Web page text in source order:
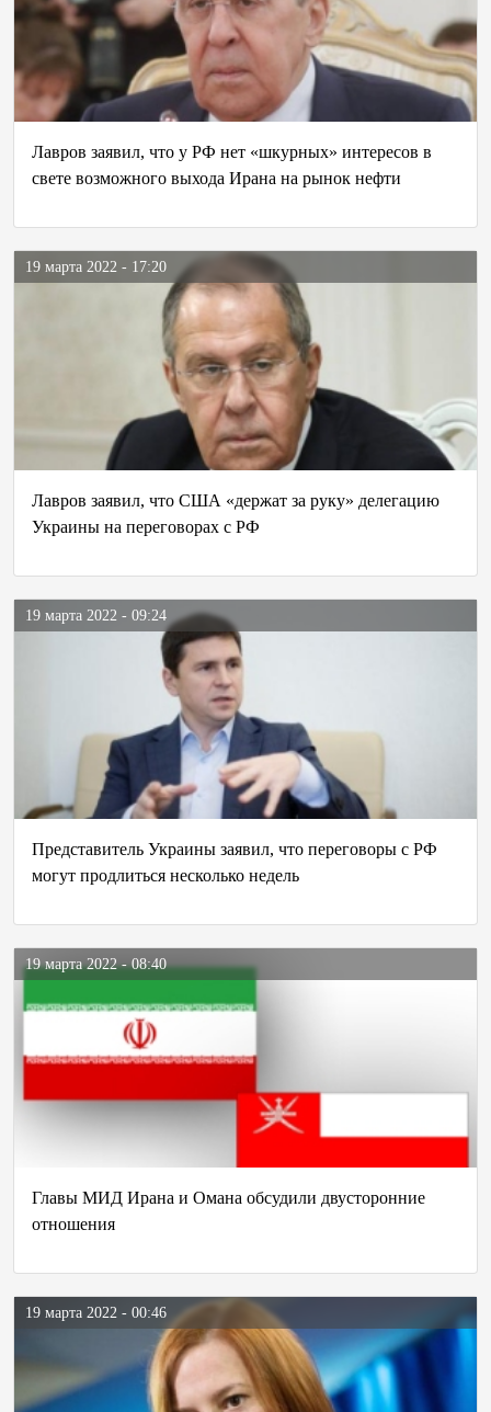
Лавров заявил, что у РФ нет «шкурных» интересов в
свете возможного выхода Ирана на рынок нефти
19 марта 2022 - 17:20
Лавров заявил, что США «держат за руку» делегацию
Украины на переговорах с РФ
19 марта 2022 - 09:24
Представитель Украины заявил, что переговоры с РФ
могут продлиться несколько недель
19 марта 2022 - 08:40
Главы МИД Ирана и Омана обсудили двусторонние
отношения
19 марта 2022 - 00:46